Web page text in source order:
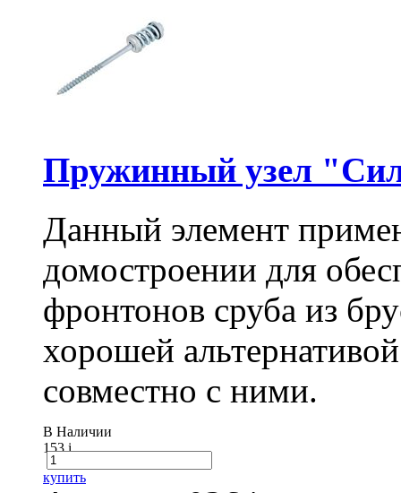
Пружинный узел
Данный элемент
домостроении для
фронтонов сруба из
хорошей
совместно с ними.
В Наличии
153i
купить